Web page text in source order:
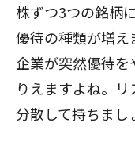
株ずつ3つの銘柄
優待の種類が増え
企業が突然優待
りえますよね。
分散して持ちまし